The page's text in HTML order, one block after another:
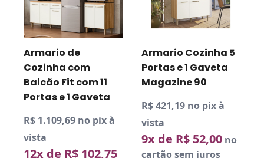
Armario de
Cozinha com
Balcão Fit com 11
Portas e 1 Gaveta
R$ 1.109,69 no pix à
vista
12x de R$ 102,75
Armario Cozinha 5
Portas e 1 Gaveta
Magazine 90
R$ 421,19 no pix à
vista
9x de R$ 52,00 no
cartão sem juros